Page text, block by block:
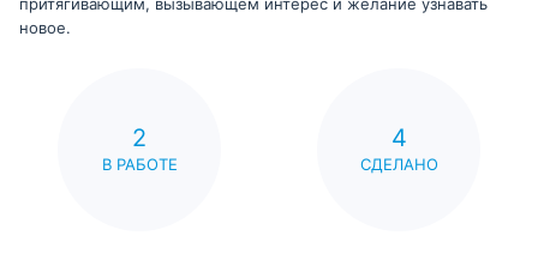
притягивающим, вызывающем интерес и желание узнавать
новое.
2
В РАБОТЕ
4
СДЕЛАНО